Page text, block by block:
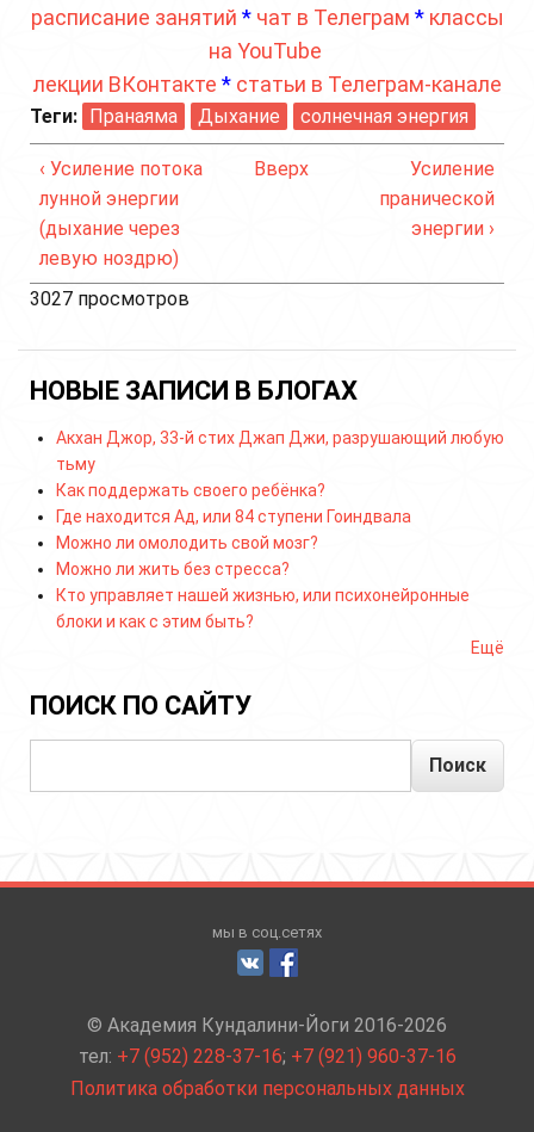
расписание занятий * чат в Телеграм * классы
на YouTube
лекции ВКонтакте * статьи в Телеграм-канале
Теги: Пранаяма Дыхание солнечная энергия
‹ Усиление потока
лунной энергии
(дыхание через
левую ноздрю)
Вверх
Усиление
пранической
энергии ›
3027 просмотров
НОВЫЕ ЗАПИСИ В БЛОГАХ
Акхан Джор, 33-й стих Джап Джи, разрушающий любую
тьму
Как поддержать своего ребёнка?
Где находится Ад, или 84 ступени Гоиндвала
Можно ли омолодить свой мозг?
Можно ли жить без стресса?
Кто управляет нашей жизнью, или психонейронные
блоки и как с этим быть?
Ещё
ПОИСК ПО САЙТУ
мы в соц.сетях
© Академия Кундалини-Йоги 2016-2026
тел: +7 (952) 228-37-16; +7 (921) 960-37-16
Политика обработки персональных данных